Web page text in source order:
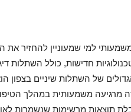
למי שמעוניין להחזיר את
חדישות, כולל השתלות
של השתלות שיניים בצפון
מרגיעה משמעותית במהלך
תוצאות מרשימות שנשמרות